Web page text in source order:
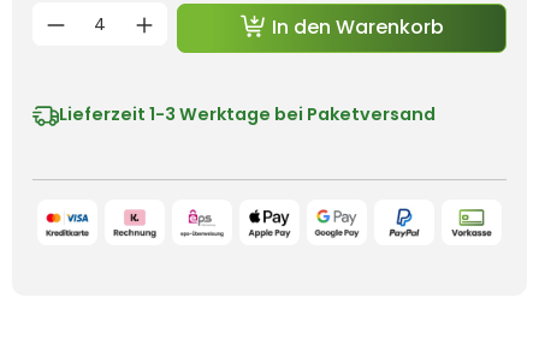
Lieferzeit 1-3 Werktage bei Paketversand
Produkt Anzahl: Gib den
In den Warenkorb